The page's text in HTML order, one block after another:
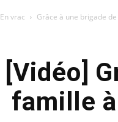
En vrac Grâce à une brigade
[Vidéo]
famille à